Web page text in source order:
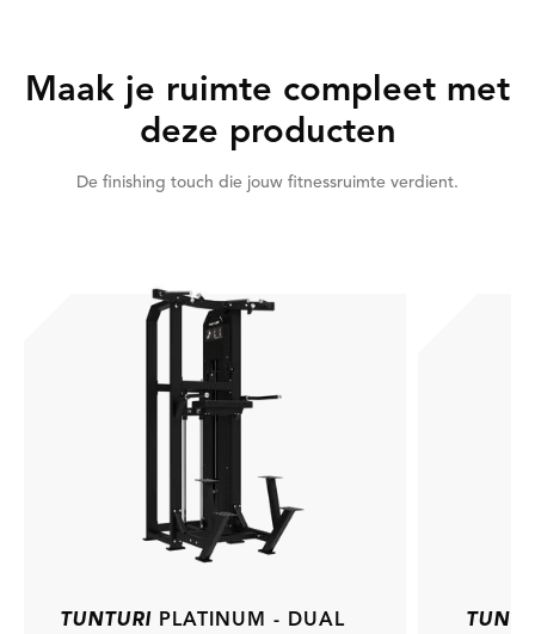
Maak je ruimte compleet met
deze producten
De finishing touch die jouw fitnessruimte verdient.
TUNTURI PLATINUM - DUAL